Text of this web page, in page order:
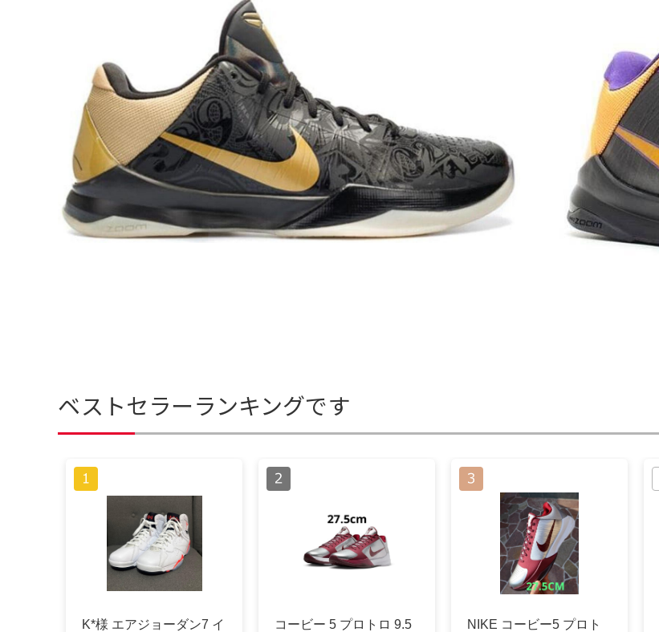
ベストセラーランキングです
K*様 エアジョーダン7 イ
コービー 5 プロトロ 9.5
NIKE コービー5 プロト